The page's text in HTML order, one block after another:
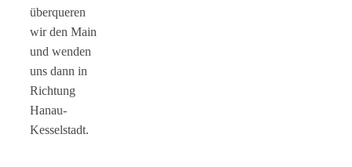
überqueren
wir den Main
und wenden
uns dann in
Richtung
Hanau-
Kesselstadt.